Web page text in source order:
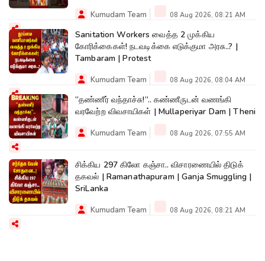
Kumudam Team 08 Aug 2026, 08:21 AM
Sanitation Workers வைத்த 2 முக்கிய
கோரிக்கைகள்! நடவடிக்கை எடுக்குமா அரசு..? |
Tambaram | Protest
Kumudam Team 08 Aug 2026, 08:04 AM
“தண்ணீர் வந்தாச்சு!”.. கண்ணீருடன் வணங்கி
வரவேற்ற விவசாயிகள் | Mullaperiyar Dam | Theni
Kumudam Team 08 Aug 2026, 07:55 AM
சிக்கிய 297 கிலோ கஞ்சா.. விசாரணையில் திடுக்
தகவல் | Ramanathapuram | Ganja Smuggling |
SriLanka
Kumudam Team 08 Aug 2026, 08:21 AM